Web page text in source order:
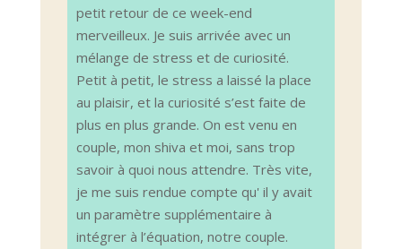
petit retour de ce week-end
merveilleux. Je suis arrivée avec un
mélange de stress et de curiosité.
Petit à petit, le stress a laissé la place
au plaisir, et la curiosité s’est faite de
plus en plus grande. On est venu en
couple, mon shiva et moi, sans trop
savoir à quoi nous attendre. Très vite,
je me suis rendue compte qu' il y avait
un paramètre supplémentaire à
intégrer à l’équation, notre couple.